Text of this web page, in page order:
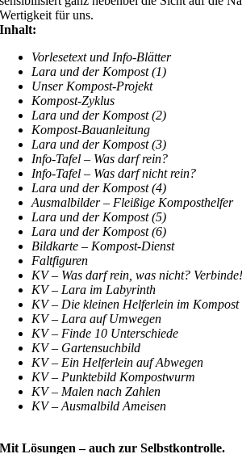
Wertigkeit für uns.
Inhalt:
Vorlesetext und Info-Blätter
Lara und der Kompost (1)
Unser Kompost-Projekt
Kompost-Zyklus
Lara und der Kompost (2)
Kompost-Bauanleitung
Lara und der Kompost (3)
Info-Tafel – Was darf rein?
Info-Tafel – Was darf nicht rein?
Lara und der Kompost (4)
Ausmalbilder – Fleißige Komposthelfer
Lara und der Kompost (5)
Lara und der Kompost (6)
Bildkarte – Kompost-Dienst
Faltfiguren
KV – Was darf rein, was nicht? Verbinde!
KV – Lara im Labyrinth
KV – Die kleinen Helferlein im Kompost
KV – Lara auf Umwegen
KV – Finde 10 Unterschiede
KV – Gartensuchbild
KV – Ein Helferlein auf Abwegen
KV – Punktebild Kompostwurm
KV – Malen nach Zahlen
KV – Ausmalbild Ameisen
Mit Lösungen – auch zur Selbstkontrolle.